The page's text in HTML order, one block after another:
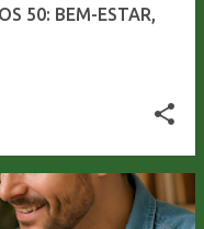
50: BEM-ESTAR,